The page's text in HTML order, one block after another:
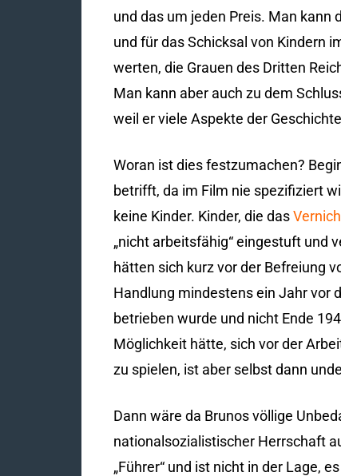
und das um jeden Preis. Man kann
und für das Schicksal von Kindern
werten, die Grauen des Dritten
Man kann aber auch zu dem
weil er viele Aspekte der
Woran ist dies festzumachen?
betrifft, da im Film nie spezifiziert
keine Kinder. Kinder, die das
„nicht arbeitsfähig“ eingestuft und
hätten sich kurz vor der Befreiung
Handlung mindestens ein Jahr vor
betrieben wurde und nicht Ende
Möglichkeit hätte, sich vor der
zu spielen, ist aber selbst dann
Dann wäre da Brunos völlige
nationalsozialistischer Herrschaft
„Führer“ und ist nicht in der Lage,